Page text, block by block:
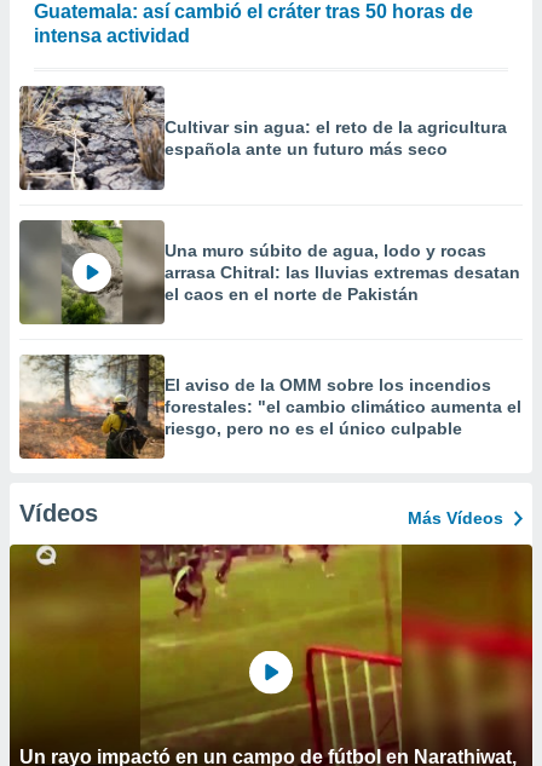
Guatemala: así cambió el cráter tras 50 horas de
intensa actividad
Cultivar sin agua: el reto de la agricultura
española ante un futuro más seco
Una muro súbito de agua, lodo y rocas
arrasa Chitral: las lluvias extremas desatan
el caos en el norte de Pakistán
El aviso de la OMM sobre los incendios
forestales: "el cambio climático aumenta el
riesgo, pero no es el único culpable
Vídeos Más Vídeos
Un rayo impactó en un campo de fútbol en Narathiwat,